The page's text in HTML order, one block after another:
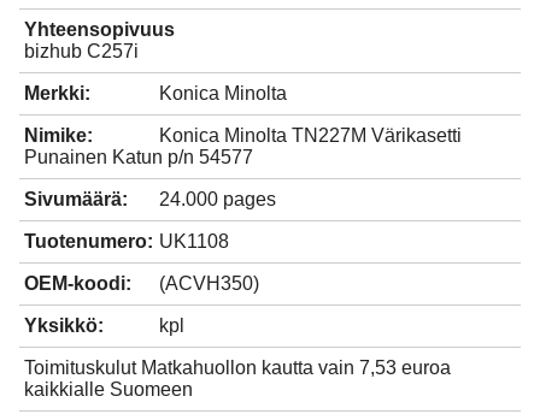
Yhteensopivuus
bizhub C257i
Merkki: Konica Minolta
Nimike:
Konica Minolta TN227M Värikasetti
Punainen Katun p/n 54577
Sivumäärä: 24.000 pages
Tuotenumero: UK1108
OEM-koodi: (ACVH350)
Yksikkö: kpl
Toimituskulut Matkahuollon kautta vain 7,53 euroa
kaikkialle Suomeen